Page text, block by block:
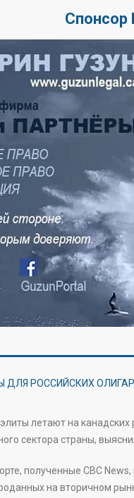
Спонсор
летают на
сектора страны,
полученные CBC
на вторичном